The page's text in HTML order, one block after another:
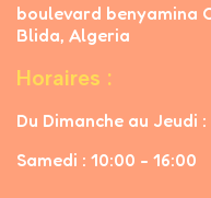
boulevard benyamina
Blida, Algeria
Horaires :
Du Dimanche au Jeudi
Samedi : 10:00 - 16:00